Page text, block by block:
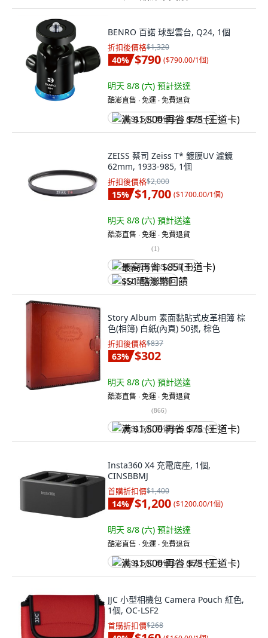
BENRO 百諾 球型雲台, Q24, 1個
折扣後價格$1,320
40% $790 ($790.00/1個)
明天 8/8 (六) 預計送達
酷澎直售 ∙ 免運 ∙ 免費退貨
满 $1,500 再省 $75 (王道卡)
ZEISS 蔡司 Zeiss T* 鍍膜UV 濾鏡
62mm, 1933-985, 1個
折扣後價格$2,000
15% $1,700 ($1700.00/1個)
明天 8/8 (六) 預計送達
酷澎直售 ∙ 免運 ∙ 免費退貨
(1)
最高再省 $85 (王道卡)
$51 酷澎幣回饋
Story Album 素面黏貼式皮革相簿 棕
色(相簿) 白紙(內頁) 50張, 棕色
折扣後價格$837
63% $302
明天 8/8 (六) 預計送達
酷澎直售 ∙ 免運 ∙ 免費退貨
(866)
满 $1,500 再省 $75 (王道卡)
Insta360 X4 充電底座, 1個,
CINSBBMJ
首購折扣價$1,400
14% $1,200 ($1200.00/1個)
明天 8/8 (六) 預計送達
酷澎直售 ∙ 免運 ∙ 免費退貨
满 $1,500 再省 $75 (王道卡)
JJC 小型相機包 Camera Pouch 紅色,
1個, OC-LSF2
首購折扣價$268